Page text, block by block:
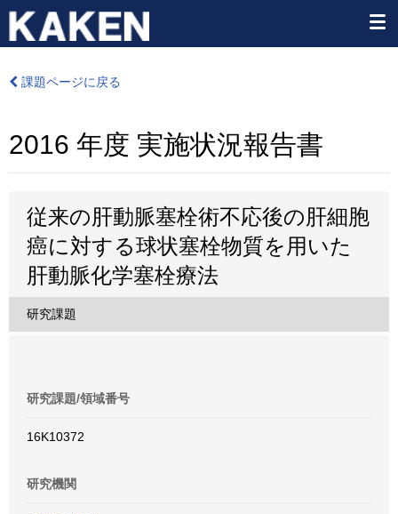
課題ページに戻る
2016 年度 実施状況報告書
従来の肝動脈塞栓術不応後の肝細胞
癌に対する球状塞栓物質を用いた
肝動脈化学塞栓療法
研究課題
研究課題/領域番号
16K10372
研究機関